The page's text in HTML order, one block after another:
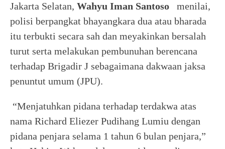
Jakarta Selatan, Wahyu Iman Santoso menilai,
polisi berpangkat bhayangkara dua atau bharada
itu terbukti secara sah dan meyakinkan bersalah
turut serta melakukan pembunuhan berencana
terhadap Brigadir J sebagaimana dakwaan jaksa
penuntut umum (JPU).
“Menjatuhkan pidana terhadap terdakwa atas
nama Richard Eliezer Pudihang Lumiu dengan
pidana penjara selama 1 tahun 6 bulan penjara,”